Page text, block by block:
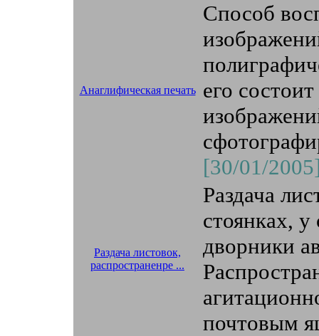
Анаглифическая печать
Способ
его
[30/01/
Раздача листовок,
распространенре ...
Раздача
стоянках,
дворники
почтовым